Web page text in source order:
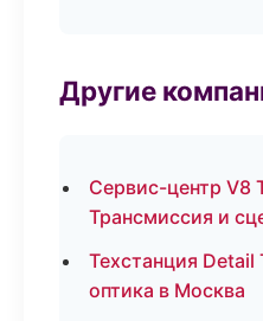
Другие
Сервис-центр V8
Трансмиссия и
Техстанция
оптика в Москва